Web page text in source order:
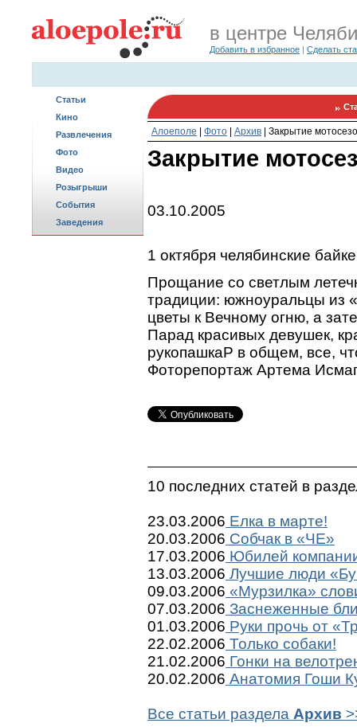
в центре
Добавить в избранное | Сделать
Статьи
Кино
Развлечения
Фото
Видео
Розыгрыши
События
Заведения
Алоеполе Фото Архив Закрытие
Закрытие
03.10.2005
1 октября челябинские
Прощание со светлым
традиции: южноуральцы из
цветы к Вечному огню, а
Парад красивых девушек,
рукопашкаP в общем, все,
Фоторепортаж Артема
10 последних статей в
23.03.2006 Елка в марте!
20.03.2006 Собчак в «ЧЕ»
17.03.2006 Юбилей
13.03.2006 Лучшие люди
09.03.2006 «Мурзилка»
07.03.2006 Заснеженные
01.03.2006 Руки прочь от
22.02.2006 Только собаки!
21.02.2006 Гонки на
20.02.2006 Анатомия Гоши
Все статьи раздела Архив